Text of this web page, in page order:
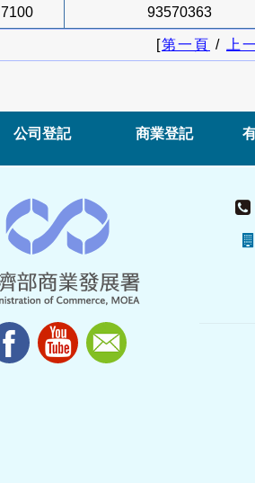
7100 93570363
[第一頁 / 上
公司登記 商業登記